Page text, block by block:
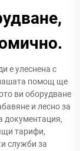
е улеснена с
помощ ще
ви оборудване
и лесно за
документация,
тарифи,
служби за